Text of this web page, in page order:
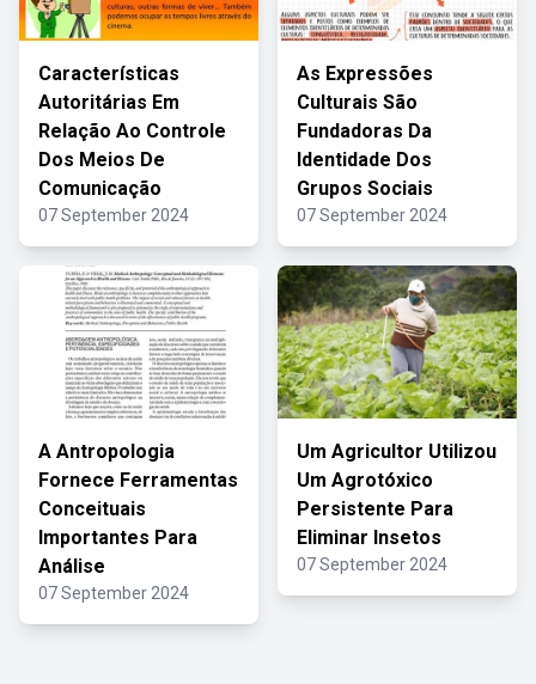
Características
Autoritárias Em
Relação Ao Controle
Dos Meios De
Comunicação
07 September 2024
As Expressões
Culturais São
Fundadoras Da
Identidade Dos
Grupos Sociais
07 September 2024
A Antropologia
Fornece Ferramentas
Conceituais
Importantes Para
Análise
07 September 2024
Um Agricultor Utilizou
Um Agrotóxico
Persistente Para
Eliminar Insetos
07 September 2024